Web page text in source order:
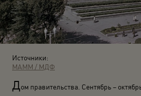
Источники:
МАММ / МДФ
Дом правительства. Сентябрь –